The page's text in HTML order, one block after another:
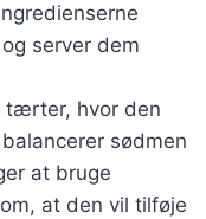
server dem
tærter, hvor den
sødmen
at bruge
at den vil tilføje